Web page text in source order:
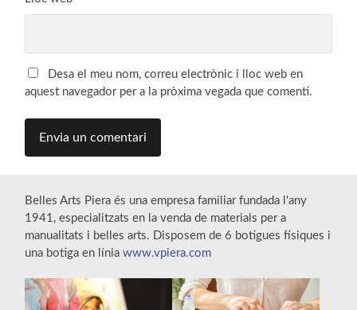
Desa el meu nom, correu electrònic i lloc web en
aquest navegador per a la pròxima vegada que comenti.
Belles Arts Piera és una empresa familiar fundada l'any
1941, especialitzats en la venda de materials per a
manualitats i belles arts. Disposem de 6 botigues físiques i
una botiga en líniawww.vpiera.com